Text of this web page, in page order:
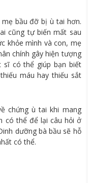
bầu đỡ bị ù tai hơn.
cũng tự biến mất sau
khỏe mình và con, mẹ
chính gây hiện tượng
sĩ có thể giúp bạn biết
máu hay thiếu sắt
chứng ù tai khi mang
có thể để lại câu hỏi ở
dưỡng bà bầu sẽ hỗ
có thể.